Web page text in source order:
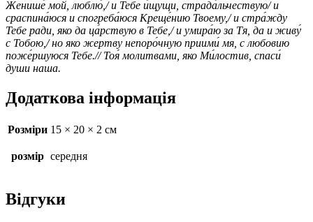
Женише́ мой, люблю́,/ и Тебе и́щущи, страда́льчествую/ и
сраспина́юся и спогреба́юся Креще́нию Твоему,/ и стра́жду
Тебе ради, яко да ца́рствую в Тебе,/ и умира́ю за Тя, да и живу́
с Тобою,/ но яко жертву непоро́чную приими́ мя, с любовию
поже́ршуюся Тебе.// Тоя́ молитвами, яко Ми́лостив, спаси́
души наша.
Додаткова інформація
Розміри 15 × 20 × 2 см
розмір середня
Відгуки